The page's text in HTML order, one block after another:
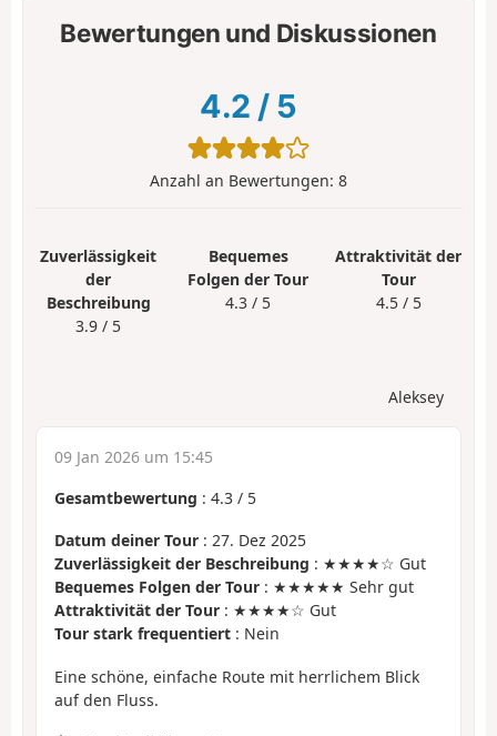
Bewertungen und Diskussionen
4.2 / 5
Anzahl an Bewertungen: 8
Zuverlässigkeit
der
Beschreibung
3.9 / 5
Bequemes
Folgen der Tour
4.3 / 5
Attraktivität der
Tour
4.5 / 5
Aleksey
09 Jan 2026 um 15:45
Gesamtbewertung : 4.3 / 5
Datum deiner Tour : 27. Dez 2025
Zuverlässigkeit der Beschreibung : ★★★★☆ Gut
Bequemes Folgen der Tour : ★★★★★ Sehr gut
Attraktivität der Tour : ★★★★☆ Gut
Tour stark frequentiert : Nein
Eine schöne, einfache Route mit herrlichem Blick
auf den Fluss.